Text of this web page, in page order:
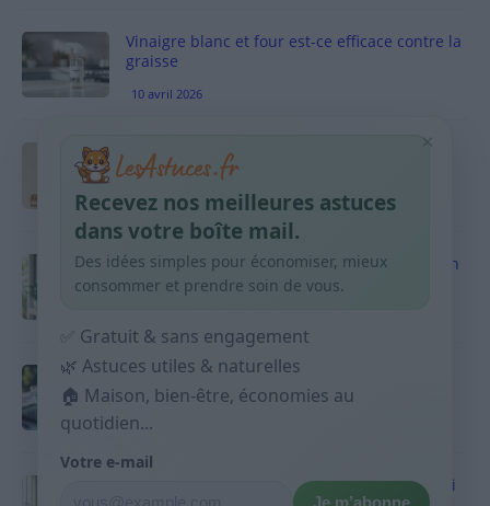
Vinaigre blanc et four est-ce efficace contre la
graisse
10 avril 2026
Taches pigmentaires : routine simple +
habitudes qui aident
9 avril 2026
Produits ménagers : comment économiser en
courses sans acheter 10 sprays
Budget mensuel : méthode rapide pour
répartir son salaire dès le jour de paie
9 avril 2026
Sport 10 minutes par jour est-ce utile et quoi
×
Recevez nos meilleures astuces
dans votre boîte mail.
Des idées simples pour économiser, mieux
consommer et prendre soin de vous.
✅ Gratuit & sans engagement
🌿 Astuces utiles & naturelles
🏠 Maison, bien-être, économies au
quotidien...
Votre e-mail
Je m’abonne